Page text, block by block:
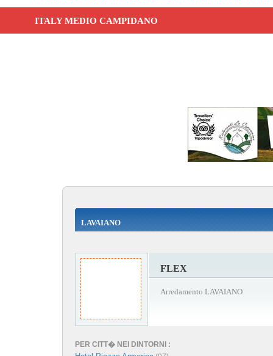
ITALY MEDIO CAMPIDANO
LAVAIANO
FLEX
Arredamento LAVAIANO
PER CITT� NEI DINTORNI :